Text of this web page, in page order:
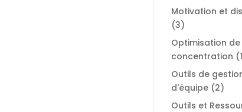
Motivation et
(3)
Optimisation de
concentration
Outils de
d'équipe(2)
Outils et